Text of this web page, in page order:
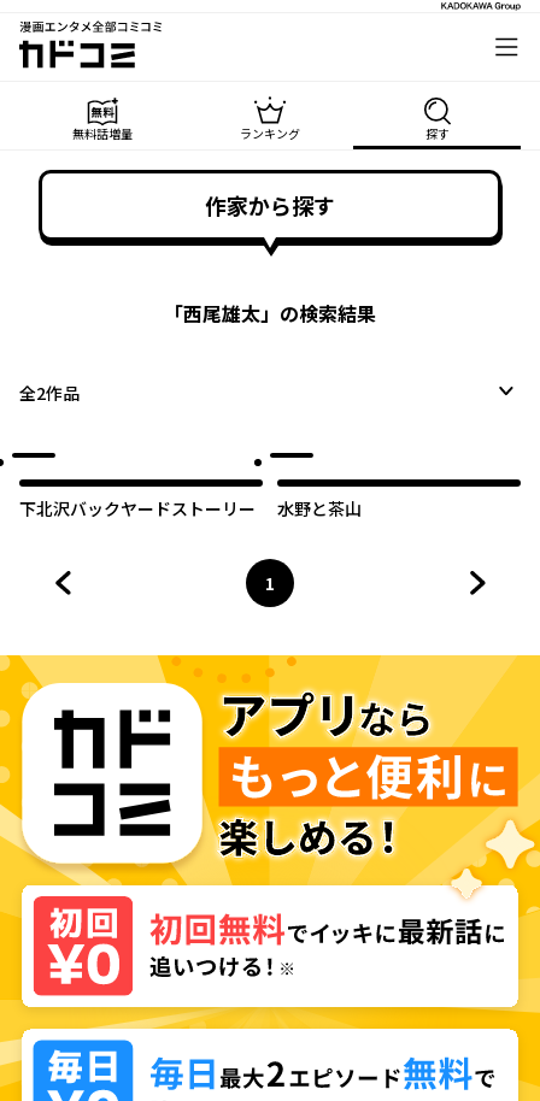
漫画エンタメ全部コミコミ
カドコミ
無料話増量 ランキング 探す
作家から探す
「西尾雄太」の検索結果
全2作品
下北沢バックヤードストーリー 水野と茶山
ページ
1
へ